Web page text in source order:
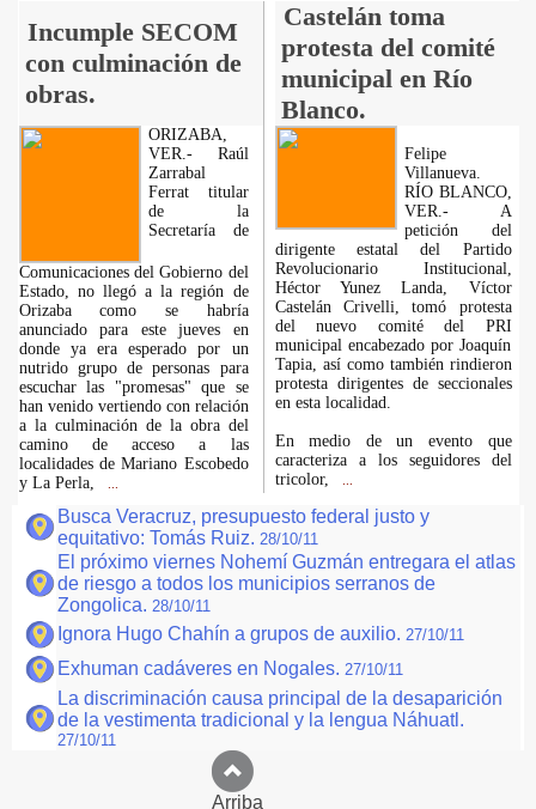
Incumple SECOM
con culminación de
obras.
Castelán toma
protesta del comité
municipal en Río
Blanco.
ORIZABA,
VER.- Raúl
Zarrabal
Ferrat titular
de la
Secretaría de
Comunicaciones del Gobierno del
Estado, no llegó a la región de
Orizaba como se habría
anunciado para este jueves en
donde ya era esperado por un
nutrido grupo de personas para
escuchar las "promesas" que se
han venido vertiendo con relación
a la culminación de la obra del
camino de acceso a las
localidades de Mariano Escobedo
y La Perla,
Felipe
Villanueva.
RÍO BLANCO,
VER.- A
petición del
dirigente estatal del Partido
Revolucionario Institucional,
Héctor Yunez Landa, Víctor
Castelán Crivelli, tomó protesta
del nuevo comité del PRI
municipal encabezado por Joaquín
Tapia, así como también rindieron
protesta dirigentes de seccionales
en esta localidad.
En medio de un evento que
caracteriza a los seguidores del
tricolor,
Busca Veracruz, presupuesto federal justo y
equitativo: Tomás Ruiz. 28/10/11
El próximo viernes Nohemí Guzmán entregara el atlas
de riesgo a todos los municipios serranos de
Zongolica. 28/10/11
Ignora Hugo Chahín a grupos de auxilio. 27/10/11
Exhuman cadáveres en Nogales. 27/10/11
La discriminación causa principal de la desaparición
de la vestimenta tradicional y la lengua Náhuatl.
27/10/11
Arriba